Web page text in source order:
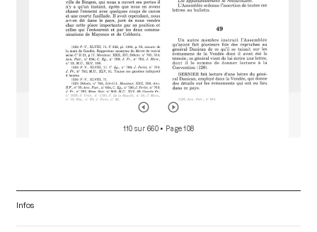
110 sur 660 • Page 108
Infos